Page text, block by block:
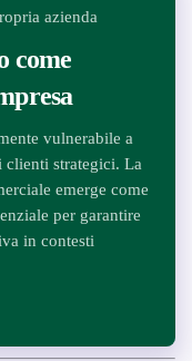
come
vulnerabile a
clienti strategici. La
emerge come
per garantire
in contesti